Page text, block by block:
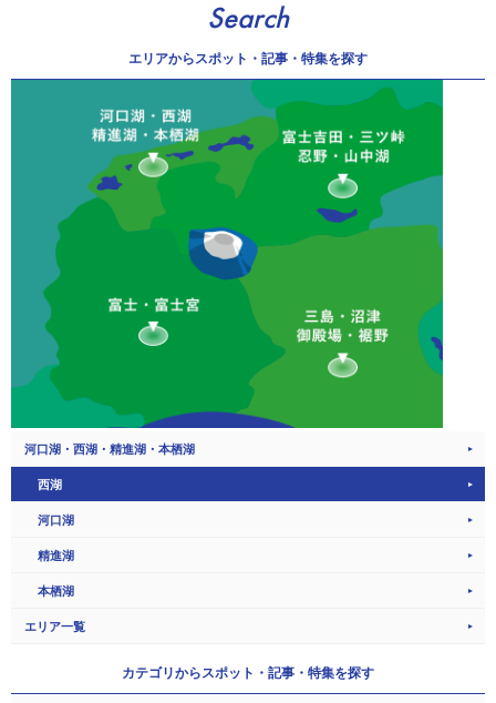
Search
エリアからスポット・記事・特集を探す
河口湖・西湖・精進湖・本栖湖
西湖
河口湖
精進湖
本栖湖
エリア一覧
カテゴリからスポット・記事・特集を探す